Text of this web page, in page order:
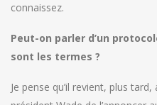
connaissez.
Peut-on parler d’un
sont les termes ?
Je pense qu’il revient, plus